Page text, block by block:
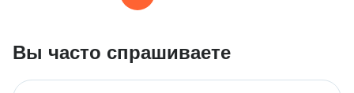
Вы часто спрашиваете